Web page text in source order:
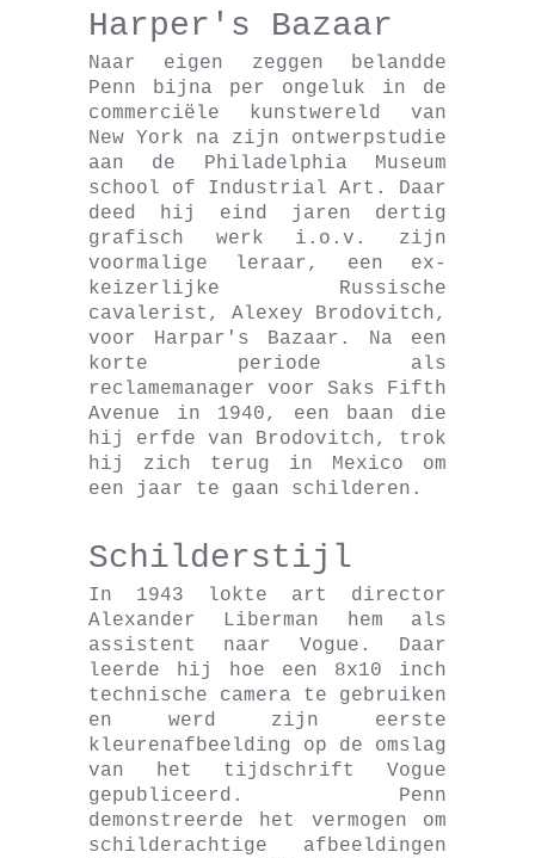
Harper's Bazaar
Naar eigen zeggen belandde
Penn bijna per ongeluk in de
commerciële kunstwereld van
New York na zijn ontwerpstudie
aan de Philadelphia Museum
school of Industrial Art. Daar
deed hij eind jaren dertig
grafisch werk i.o.v. zijn
voormalige leraar, een ex-
keizerlijke Russische
cavalerist, Alexey Brodovitch,
voor Harpar's Bazaar. Na een
korte periode als
reclamemanager voor Saks Fifth
Avenue in 1940, een baan die
hij erfde van Brodovitch, trok
hij zich terug in Mexico om
een jaar te gaan schilderen.
Schilderstijl
In 1943 lokte art director
Alexander Liberman hem als
assistent naar Vogue. Daar
leerde hij hoe een 8x10 inch
technische camera te gebruiken
en werd zijn eerste
kleurenafbeelding op de omslag
van het tijdschrift Vogue
gepubliceerd. Penn
demonstreerde het vermogen om
schilderachtige afbeeldingen